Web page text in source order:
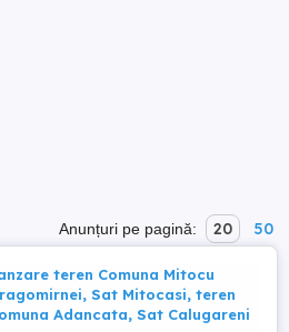
Anunțuri pe pagină: 20 50
teren Comuna Mitocu
Sat Mitocasi, teren
Adancata, Sat Calugareni